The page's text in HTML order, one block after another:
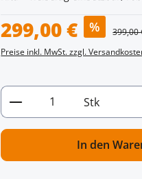
Verkaufspreis:
299,00 € % 399,00
Preise inkl. MwSt. zzgl.
Artikel Anzahl:
Stk
In den